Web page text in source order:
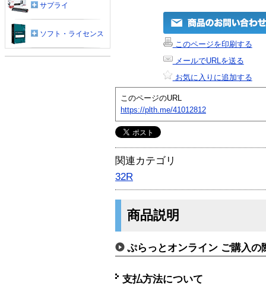
このページを印刷する
メールでURLを送る
お気に入りに追加する
このページのURL
https://plth.me/41012812
関連カテゴリ
32R
商品説明
ぷらっとオンライン ご購入の
支払方法について
サプライ
ソフト・ライセンス